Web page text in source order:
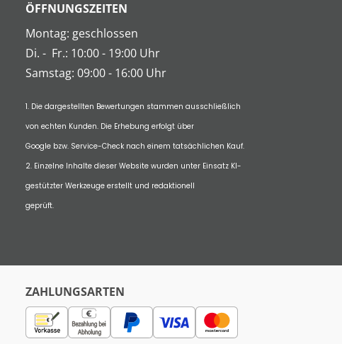
ÖFFNUNGSZEITEN
Montag: geschlossen
Di. - Fr.: 10:00 - 19:00 Uhr
Samstag: 09:00 - 16:00 Uhr
1. Die dargestellten Bewertungen stammen ausschließlich
von echten Kunden. Die Erhebung erfolgt über
Google bzw. Service-Check nach einem tatsächlichen Kauf.
2. Einzelne Inhalte dieser Website wurden unter Einsatz KI-
gestützter Werkzeuge erstellt und redaktionell
geprüft.
ZAHLUNGSARTEN